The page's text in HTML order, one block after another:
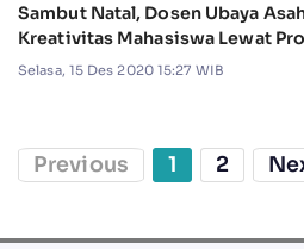
Sambut Natal, Dosen Ubaya
Kreativitas Mahasiswa Lewat
Selasa, 15 Des 2020 15:27 WIB
Previous 1 2